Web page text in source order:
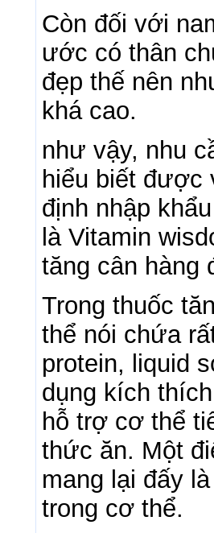
Còn đối với
ước có thân
đẹp thế nên
khá cao.
như vậy, nhu
hiểu biết được
định nhập
là Vitamin
tăng cân hàng
Trong thuốc
thể nói chứa
protein, liquid
dụng kích
hỗ trợ cơ thể
thức ăn. Một
mang lại đấy
trong cơ thể.